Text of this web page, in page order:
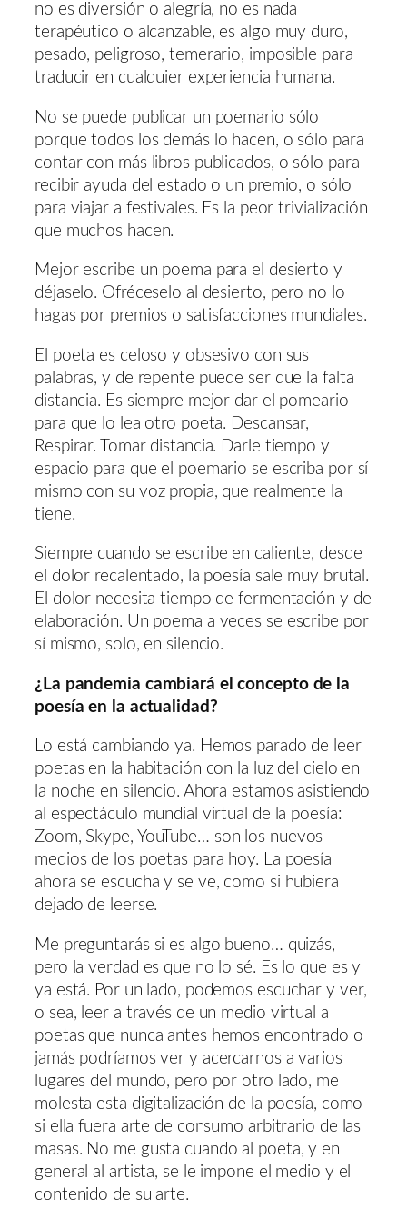
no es diversión o alegría, no es nada
terapéutico o alcanzable, es algo muy duro,
pesado, peligroso, temerario, imposible para
traducir en cualquier experiencia humana.
No se puede publicar un poemario sólo
porque todos los demás lo hacen, o sólo para
contar con más libros publicados, o sólo para
recibir ayuda del estado o un premio, o sólo
para viajar a festivales. Es la peor trivialización
que muchos hacen.
Mejor escribe un poema para el desierto y
déjaselo. Ofréceselo al desierto, pero no lo
hagas por premios o satisfacciones mundiales.
El poeta es celoso y obsesivo con sus
palabras, y de repente puede ser que la falta
distancia. Es siempre mejor dar el pomeario
para que lo lea otro poeta. Descansar,
Respirar. Tomar distancia. Darle tiempo y
espacio para que el poemario se escriba por sí
mismo con su voz propia, que realmente la
tiene.
Siempre cuando se escribe en caliente, desde
el dolor recalentado, la poesía sale muy brutal.
El dolor necesita tiempo de fermentación y de
elaboración. Un poema a veces se escribe por
sí mismo, solo, en silencio.
¿La pandemia cambiará el concepto de la
poesía en la actualidad?
Lo está cambiando ya. Hemos parado de leer
poetas en la habitación con la luz del cielo en
la noche en silencio. Ahora estamos asistiendo
al espectáculo mundial virtual de la poesía:
Zoom, Skype, YouTube… son los nuevos
medios de los poetas para hoy. La poesía
ahora se escucha y se ve, como si hubiera
dejado de leerse.
Me preguntarás si es algo bueno… quizás,
pero la verdad es que no lo sé. Es lo que es y
ya está. Por un lado, podemos escuchar y ver,
o sea, leer a través de un medio virtual a
poetas que nunca antes hemos encontrado o
jamás podríamos ver y acercarnos a varios
lugares del mundo, pero por otro lado, me
molesta esta digitalización de la poesía, como
si ella fuera arte de consumo arbitrario de las
masas. No me gusta cuando al poeta, y en
general al artista, se le impone el medio y el
contenido de su arte.